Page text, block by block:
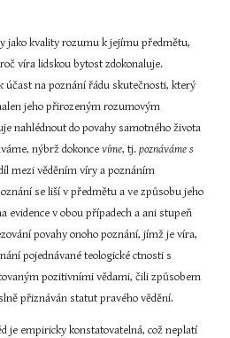
jako kvality rozumu k jejímu předmětu,
víra lidskou bytost zdokonaluje.
účast na poznání řádu skutečnosti, který
jeho přirozeným rozumovým
nahlédnout do povahy samotného života
nýbrž dokonce víme, tj. poznáváme s
mezi věděním víry a poznáním
se liší v předmětu a ve způsobu jeho
evidence v obou případech a ani stupeň
povahy onoho poznání, jímž je víra,
pojednávané teologické ctnosti s
pozitivními vědami, čili způsobem
přiznáván statut pravého vědění.
je empiricky konstatovatelná, což neplatí